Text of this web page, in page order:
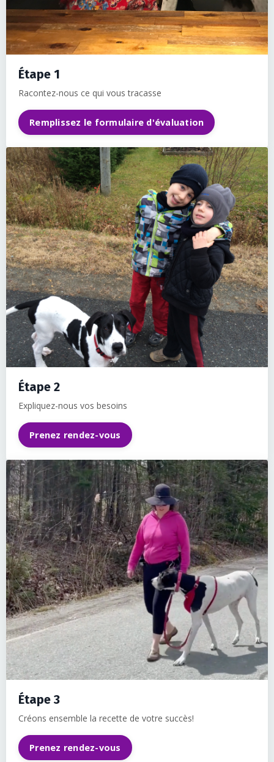
Étape 1
Racontez-nous ce qui vous tracasse
Remplissez le formulaire d'évaluation
Étape 2
Expliquez-nous vos besoins
Prenez rendez-vous
Étape 3
Créons ensemble la recette de votre succès!
Prenez rendez-vous